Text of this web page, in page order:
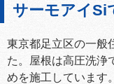
サーモアイSi
東京都足立区の一般
た。屋根は高圧洗浄
めを施工しています。